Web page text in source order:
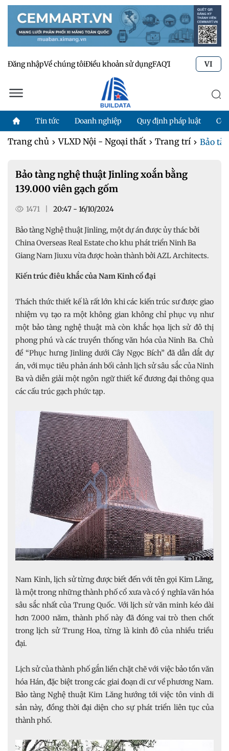
Đăng nhậpVề chúng tôiĐiều khoản sử dụngFAQTư vấn kỹ thuật
VI
Tin tức Doanh nghiệp Quy định pháp luật
Trang chủ VLXD Nội - Ngoại thất Trang trí Bảo
Bảo tàng nghệ thuật Jinling xoắn bằng
139.000 viên gạch gốm
1471 20:47 - 16/10/2024
Bảo tàng Nghệ thuật Jinling, một dự án được ủy thác bởi
China Overseas Real Estate cho khu phát triển Ninh Ba
Giang Nam Jiuxu vừa được hoàn thành bởi AZL Architects.
Kiến trúc điêu khắc của Nam Kinh cổ đại
Thách thức thiết kế là rất lớn khi các kiến trúc sư được giao
nhiệm vụ tạo ra một không gian không chỉ phục vụ như
một bảo tàng nghệ thuật mà còn khắc họa lịch sử đô thị
phong phú và các truyền thống văn hóa của Ninh Ba. Chủ
đề “Phục hưng Jinling dưới Cây Ngọc Bích” đã dẫn dắt dự
án, với mục tiêu phản ánh bối cảnh lịch sử sâu sắc của Ninh
Ba và diễn giải một ngôn ngữ thiết kế đương đại thông qua
các cấu trúc gạch phức tạp.
Nam Kinh, lịch sử từng được biết đến với tên gọi Kim Lăng,
là một trong những thành phố cổ xưa và có ý nghĩa văn hóa
sâu sắc nhất của Trung Quốc. Với lịch sử văn minh kéo dài
hơn 7.000 năm, thành phố này đã đóng vai trò then chốt
trong lịch sử Trung Hoa, từng là kinh đô của nhiều triều
đại.
Lịch sử của thành phố gắn liền chặt chẽ với việc bảo tồn văn
hóa Hán, đặc biệt trong các giai đoạn di cư về phương Nam.
Bảo tàng Nghệ thuật Kim Lăng hướng tới việc tôn vinh di
sản này, đồng thời đại diện cho sự phát triển liên tục của
thành phố.